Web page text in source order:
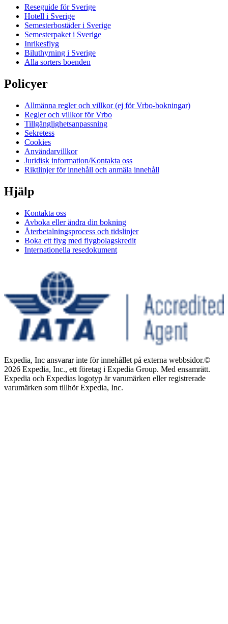
Reseguide för Sverige
Hotell i Sverige
Semesterbostäder i Sverige
Semesterpaket i Sverige
Inrikesflyg
Biluthyrning i Sverige
Alla sorters boenden
Policyer
Allmänna regler och villkor (ej för Vrbo-bokningar)
Regler och villkor för Vrbo
Tillgänglighetsanpassning
Sekretess
Cookies
Användarvillkor
Juridisk information/Kontakta oss
Riktlinjer för innehåll och anmäla innehåll
Hjälp
Kontakta oss
Avboka eller ändra din bokning
Återbetalningsprocess och tidslinjer
Boka ett flyg med flygbolagskredit
Internationella resedokument
Expedia, Inc ansvarar inte för innehållet på externa webbsidor.©
2026 Expedia, Inc., ett företag i Expedia Group. Med ensamrätt.
Expedia och Expedias logotyp är varumärken eller registrerade
varumärken som tillhör Expedia, Inc.